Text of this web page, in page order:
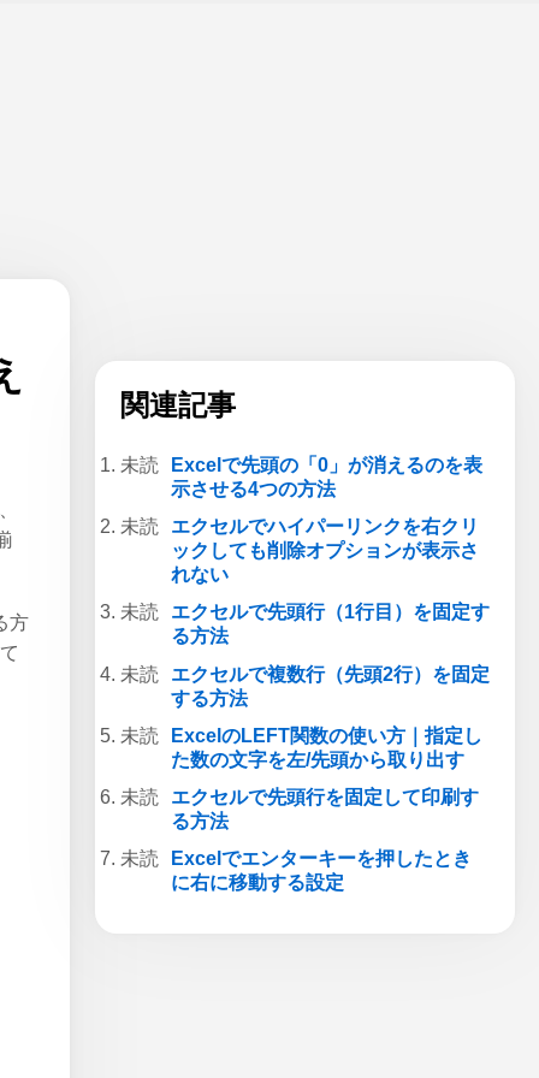
方
関連記事
Excelで先頭の「0」が消えるのを表
示させる4つの方法
エクセルでハイパーリンクを右クリ
ックしても削除オプションが表示さ
れない
エクセルで先頭行（1行目）を固定す
る方法
エクセルで複数行（先頭2行）を固定
する方法
ExcelのLEFT関数の使い方｜指定し
た数の文字を左/先頭から取り出す
エクセルで先頭行を固定して印刷す
る方法
Excelでエンターキーを押したとき
に右に移動する設定